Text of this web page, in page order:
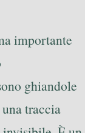
importante
ghiandole
traccia